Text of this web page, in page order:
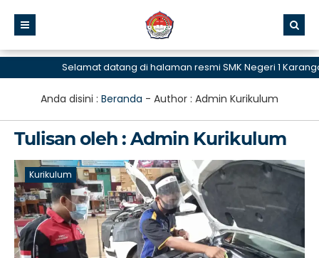
Selamat datang di halaman resmi SMK Negeri 1
Anda disini : Beranda - Author : Admin Kurikulum
Tulisan oleh : Admin Kurikulum
Kurikulum